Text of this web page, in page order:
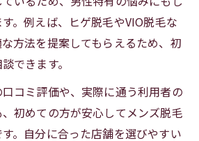
。例えば、ヒゲ脱毛やVIO脱毛な
方法を提案してもらえるため、初
できます。
コミ評価や、実際に通う利用者の
初めての方が安心してメンズ脱毛
。自分に合った店舗を選びやすい